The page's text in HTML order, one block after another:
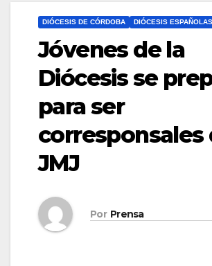
DIÓCESIS DE CÓRDOBA DIÓCESIS ESPAÑOLAS
Jóvenes de la
Diócesis se
para ser
corresponsales
JMJ
Por Prensa